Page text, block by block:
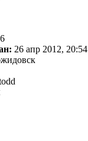
26 апр 2012, 20:54